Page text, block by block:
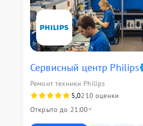
Сервисный центр Philips
Ремонт техники Philips
5,0210 оценки
Открыто до 21:00